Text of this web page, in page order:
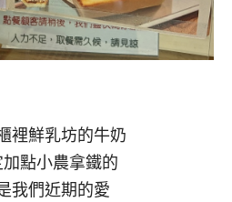
裡鮮乳坊的牛奶
點小農拿鐵的
我們近期的愛